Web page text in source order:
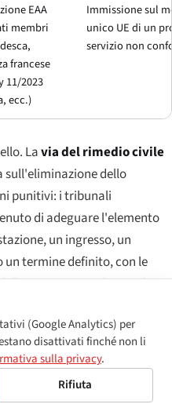
EAA
membri
francese
11/2023
ecc.)
Immissione sul
unico UE di un
servizio non
Lavia del rimedio civile
sull'eliminazione dello
punitivi: i tribunali
di adeguare l'elemento
un ingresso, un
termine definito, con le
parte soccombente. Il
cpv. 3 è limitato a 5.000 CHF
ai servizi, a meno che
— un massimale che
ripetutamente criticato
della revisione del
(Google Analytics) per
disattivati finché non li
sulla privacy.
Rifiuta